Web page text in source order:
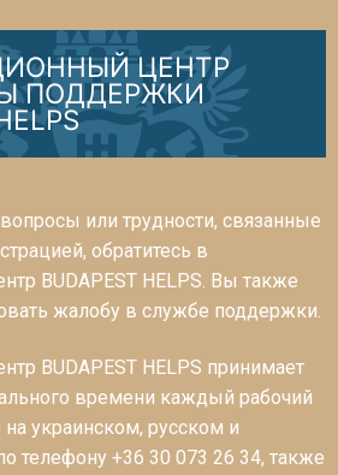
ЦЕНТР
ПОДДЕРЖКИ
или трудности, связанные
обратитесь в
BUDAPEST HELPS. Вы также
жалобу в службе поддержки.
BUDAPEST HELPS принимает
времени каждый рабочий
украинском, русском и
телефону +36 30 073 26 34, также